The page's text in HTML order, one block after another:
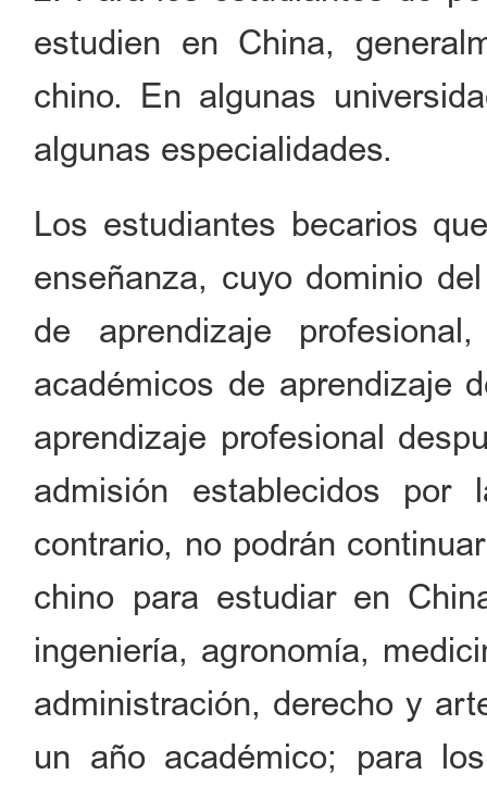
estudien en China,
chino. En algunas
algunas especialidades.
Los estudiantes becarios
enseñanza, cuyo dominio
de aprendizaje
académicos de aprendizaje
aprendizaje profesional
admisión establecidos
contrario, no podrán
chino para estudiar en
ingeniería, agronomía,
administración, derecho y
un año académico; para